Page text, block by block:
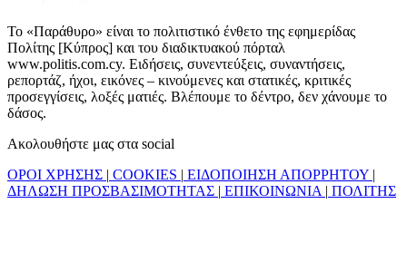
Το «Παράθυρο» είναι το πολιτιστικό ένθετο της εφημερίδας
Πολίτης [Κύπρος] και του διαδικτυακού πόρταλ
www.politis.com.cy. Ειδήσεις, συνεντεύξεις, συναντήσεις,
ρεπορτάζ, ήχοι, εικόνες – κινούμενες και στατικές, κριτικές
προσεγγίσεις, λοξές ματιές. Βλέπουμε το δέντρο, δεν χάνουμε το
δάσος.
Ακολουθήστε μας στα social
ΟΡΟΙ ΧΡΗΣΗΣ | COOKIES | ΕΙΔΟΠΟΙΗΣΗ ΑΠΟΡΡΗΤΟΥ |
ΔΗΛΩΣΗ ΠΡΟΣΒΑΣΙΜΟΤΗΤΑΣ | ΕΠΙΚΟΙΝΩΝΙΑ | ΠΟΛΙΤΗΣ